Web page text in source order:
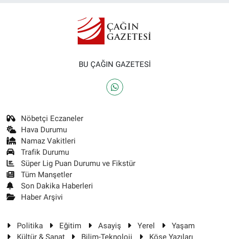
BU ÇAĞIN GAZETESİ
Nöbetçi Eczaneler
Hava Durumu
Namaz Vakitleri
Trafik Durumu
Süper Lig Puan Durumu ve Fikstür
Tüm Manşetler
Son Dakika Haberleri
Haber Arşivi
Politika Eğitim Asayiş Yerel
Yaşam
Kültür & Sanat
Bilim-Teknoloji Köşe Yazıları